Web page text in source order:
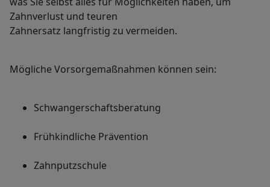
Zahnverlust und teuren
Zahnersatz langfristig zu vermeiden.
Mögliche Vorsorgemaßnahmen können sein:
Schwangerschaftsberatung
Frühkindliche Prävention
Zahnputzschule